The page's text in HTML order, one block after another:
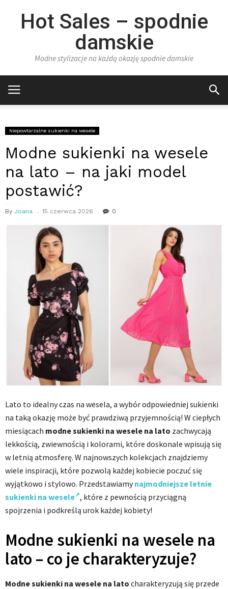
Hot Sales – spodnie
damskie
Modne stylizacje na każdą okazję spodnie damskie
Niepowtarzalne sukienki na wesele
Modne sukienki na wesele
na lato – na jaki model
postawić?
By Joana 15 czerwca 2026 0
Lato to idealny czas na wesela, a wybór odpowiedniej sukienki
na taką okazję może być prawdziwą przyjemnością! W ciepłych
miesiącach modne sukienki na wesele na lato zachwycają
lekkością, zwiewnością i kolorami, które doskonale wpisują się
w letnią atmosferę. W najnowszych kolekcjach znajdziemy
wiele inspiracji, które pozwolą każdej kobiecie poczuć się
wyjątkowo i stylowo. Przedstawiamynajmodniejsze letnie
sukienki na wesele , które z pewnością przyciągną
spojrzenia i podkreślą urok każdej kobiety!
Modne sukienki na wesele na
lato – co je charakteryzuje?
Modne sukienki na wesele na lato charakteryzują się przede